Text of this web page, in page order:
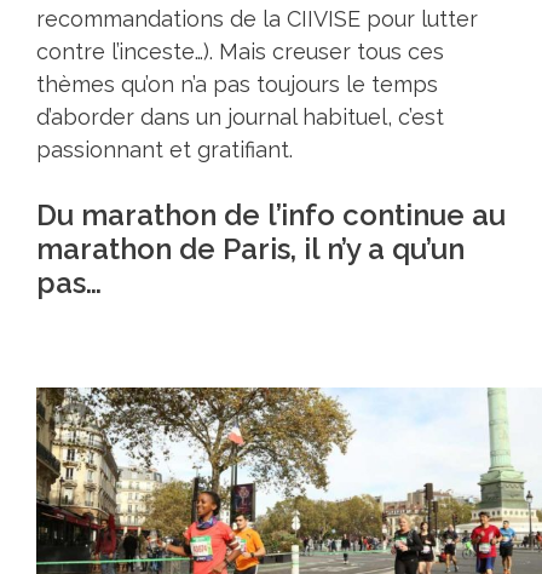
recommandations de la CIIVISE pour lutter
contre l’inceste…). Mais creuser tous ces
thèmes qu’on n’a pas toujours le temps
d’aborder dans un journal habituel, c’est
passionnant et gratifiant.
Du marathon de l’info continue au
marathon de Paris, il n’y a qu’un
pas…